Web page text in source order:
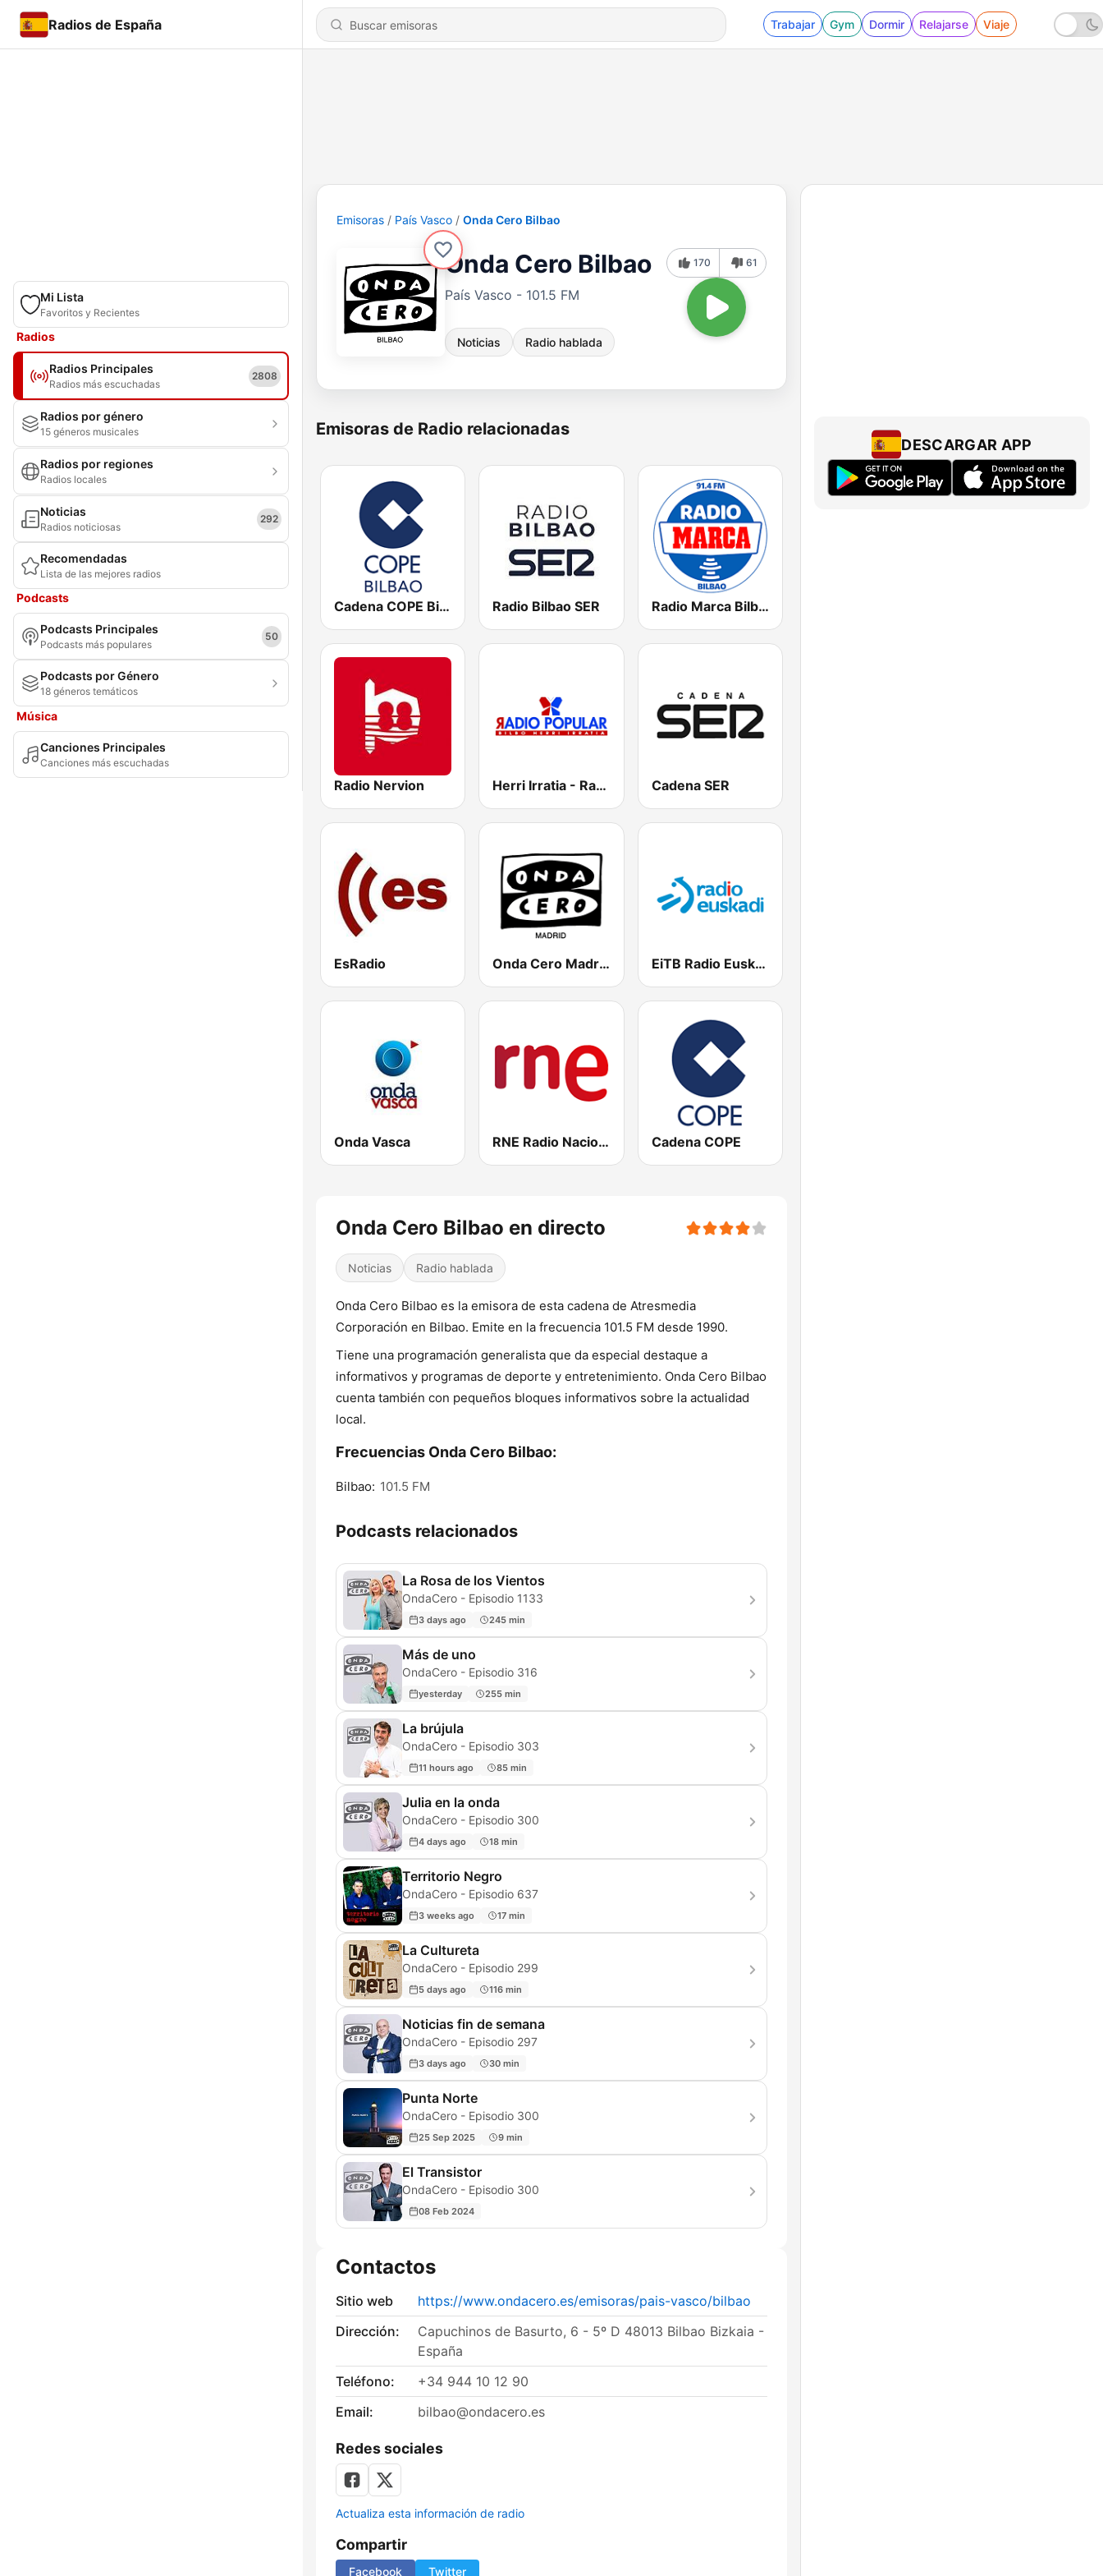
Radios de España Trabajar Gym Dormir Relajarse Viaje
Mi Lista
Favoritos y Recientes
Radios
Radios Principales
Radios más escuchadas
2808
Radios por género
15 géneros musicales
Radios por regiones
Radios locales
Noticias
Radios noticiosas
292
Recomendadas
Lista de las mejores radios
Podcasts
Podcasts Principales
Podcasts más populares
50
Podcasts por Género
18 géneros temáticos
Música
Canciones Principales
Canciones más escuchadas
Emisoras País Vasco Onda Cero Bilbao
Onda Cero Bilbao
País Vasco - 101.5 FM
Noticias Radio hablada
170 61
Emisoras de Radio relacionadas
Cadena COPE Bilbao Radio Bilbao SER Radio Marca Bilbao
Radio Nervion Herri Irratia - Radio Popular Cadena SER
EsRadio Onda Cero Madrid EiTB Radio Euskadi
Onda Vasca RNE Radio Nacional Cadena COPE
Onda Cero Bilbao en directo
Noticias Radio hablada
Onda Cero Bilbao es la emisora de esta cadena de Atresmedia
Corporación en Bilbao. Emite en la frecuencia 101.5 FM desde 1990.
Tiene una programación generalista que da especial destaque a
informativos y programas de deporte y entretenimiento. Onda Cero Bilbao
cuenta también con pequeños bloques informativos sobre la actualidad
local.
Frecuencias Onda Cero Bilbao:
Bilbao: 101.5 FM
Podcasts relacionados
La Rosa de los Vientos
OndaCero - Episodio 1133
3 days ago 245 min
Más de uno
OndaCero - Episodio 316
yesterday 255 min
La brújula
OndaCero - Episodio 303
11 hours ago 85 min
Julia en la onda
OndaCero - Episodio 300
4 days ago 18 min
Territorio Negro
OndaCero - Episodio 637
3 weeks ago 17 min
La Cultureta
OndaCero - Episodio 299
5 days ago 116 min
Noticias fin de semana
OndaCero - Episodio 297
3 days ago 30 min
Punta Norte
OndaCero - Episodio 300
25 Sep 2025 9 min
El Transistor
OndaCero - Episodio 300
08 Feb 2024
Contactos
Sitio web
https://www.ondacero.es/emisoras/pais-vasco/bilbao
Dirección:
Capuchinos de Basurto, 6 - 5º D 48013 Bilbao Bizkaia -
España
Teléfono:
+34 944 10 12 90
Email:
bilbao@ondacero.es
Redes sociales
Actualiza esta información de radio
Compartir
Facebook Twitter
DESCARGAR APP